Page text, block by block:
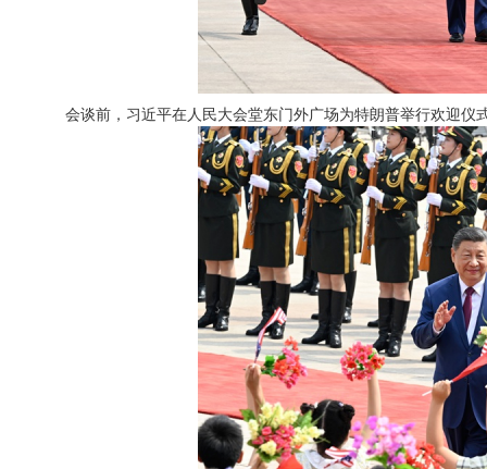
会谈前，习近平在人民大会堂东门外广场为特朗普举行欢迎仪